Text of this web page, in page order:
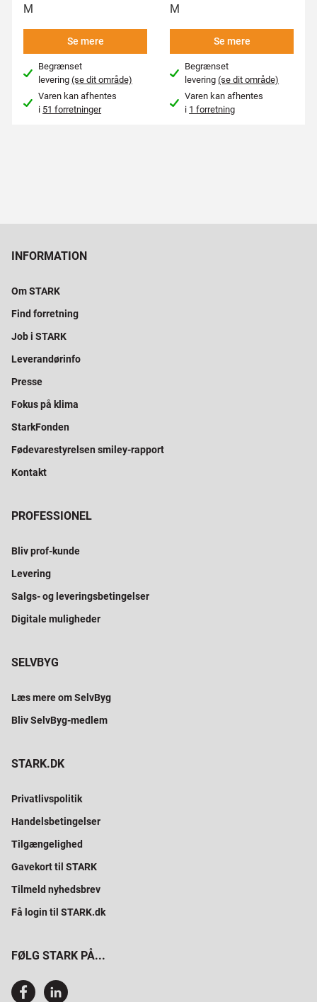
M
Se mere
Begrænset
levering(se dit område)
Varen kan afhentes
i 51 forretninger
M
Se mere
Begrænset
levering(se dit område)
Varen kan afhentes
i 1 forretning
INFORMATION
Om STARK
Find forretning
Job i STARK
Leverandørinfo
Presse
Fokus på klima
StarkFonden
Fødevarestyrelsen smiley-rapport
Kontakt
PROFESSIONEL
Bliv prof-kunde
Levering
Salgs- og leveringsbetingelser
Digitale muligheder
SELVBYG
Læs mere om SelvByg
Bliv SelvByg-medlem
STARK.DK
Privatlivspolitik
Handelsbetingelser
Tilgængelighed
Gavekort til STARK
Tilmeld nyhedsbrev
Få login til STARK.dk
FØLG STARK PÅ...